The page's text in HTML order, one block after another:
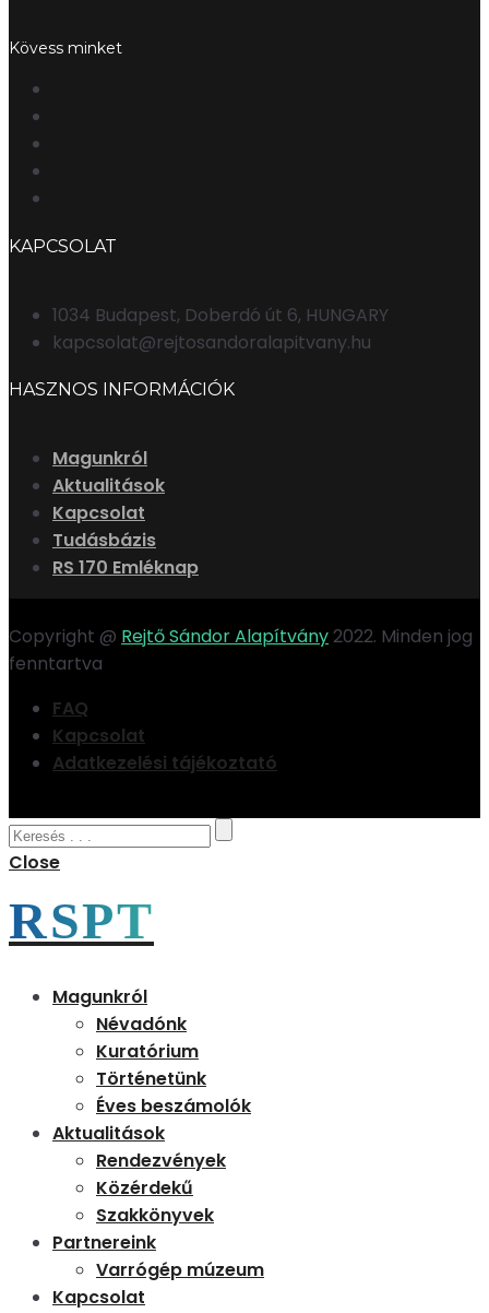
Kövess minket
KAPCSOLAT
1034 Budapest, Doberdó út 6, HUNGARY
kapcsolat@rejtosandoralapitvany.hu
HASZNOS INFORMÁCIÓK
Magunkról
Aktualitások
Kapcsolat
Tudásbázis
RS 170 Emléknap
Copyright @ Rejtő Sándor Alapítvány2022. Minden jog
fenntartva
FAQ
Kapcsolat
Adatkezelési tájékoztató
Close
RSPT
Magunkról
Névadónk
Kuratórium
Történetünk
Éves beszámolók
Aktualitások
Rendezvények
Közérdekű
Szakkönyvek
Partnereink
Varrógép múzeum
Kapcsolat